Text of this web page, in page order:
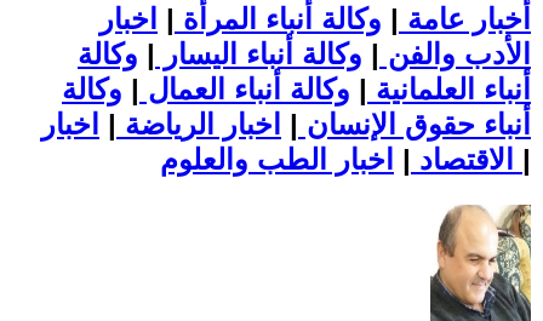
أخبار عامة | وكالة أنباء المرأة | اخبار
الأدب والفن | وكالة أنباء اليسار | وكالة
أنباء العلمانية | وكالة أنباء العمال | وكالة
أنباء حقوق الإنسان | اخبار الرياضة | اخبار
الاقتصاد | |